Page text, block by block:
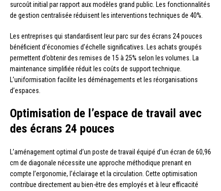
surcoût initial par rapport aux modèles grand public. Les fonctionnalités
de gestion centralisée réduisent les interventions techniques de 40%.
Les entreprises qui standardisent leur parc sur des écrans 24 pouces
bénéficient d’économies d’échelle significatives. Les achats groupés
permettent d’obtenir des remises de 15 à 25% selon les volumes. La
maintenance simplifiée réduit les coûts de support technique.
L’uniformisation facilite les déménagements et les réorganisations
d’espaces.
Optimisation de l’espace de travail avec
des écrans 24 pouces
L’aménagement optimal d’un poste de travail équipé d’un écran de 60,96
cm de diagonale nécessite une approche méthodique prenant en
compte l’ergonomie, l’éclairage et la circulation. Cette optimisation
contribue directement au bien-être des employés et à leur efficacité